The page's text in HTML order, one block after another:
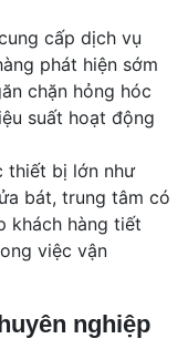
cấp dịch vụ
phát hiện sớm
chặn hỏng hóc
suất hoạt động
thiết bị lớn như
bát, trung tâm có
khách hàng tiết
việc vận
nghiệp